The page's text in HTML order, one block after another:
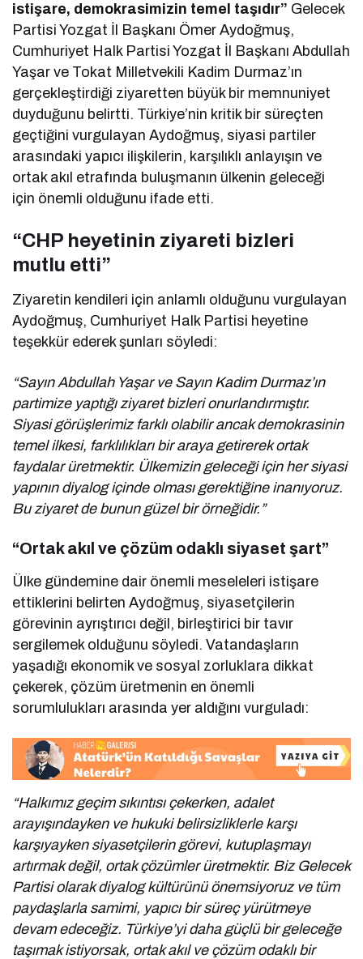
istişare, demokrasimizin temel taşıdır” Gelecek
Partisi Yozgat İl Başkanı Ömer Aydoğmuş,
Cumhuriyet Halk Partisi Yozgat İl Başkanı Abdullah
Yaşar ve Tokat Milletvekili Kadim Durmaz’ın
gerçekleştirdiği ziyaretten büyük bir memnuniyet
duyduğunu belirtti. Türkiye’nin kritik bir süreçten
geçtiğini vurgulayan Aydoğmuş, siyasi partiler
arasındaki yapıcı ilişkilerin, karşılıklı anlayışın ve
ortak akıl etrafında buluşmanın ülkenin geleceği
için önemli olduğunu ifade etti.
“CHP heyetinin ziyareti bizleri
mutlu etti”
Ziyaretin kendileri için anlamlı olduğunu vurgulayan
Aydoğmuş, Cumhuriyet Halk Partisi heyetine
teşekkür ederek şunları söyledi:
“Sayın Abdullah Yaşar ve Sayın Kadim Durmaz’ın
partimize yaptığı ziyaret bizleri onurlandırmıştır.
Siyasi görüşlerimiz farklı olabilir ancak demokrasinin
temel ilkesi, farklılıkları bir araya getirerek ortak
faydalar üretmektir. Ülkemizin geleceği için her siyasi
yapının diyalog içinde olması gerektiğine inanıyoruz.
Bu ziyaret de bunun güzel bir örneğidir.”
“Ortak akıl ve çözüm odaklı siyaset şart”
Ülke gündemine dair önemli meseleleri istişare
ettiklerini belirten Aydoğmuş, siyasetçilerin
görevinin ayrıştırıcı değil, birleştirici bir tavır
sergilemek olduğunu söyledi. Vatandaşların
yaşadığı ekonomik ve sosyal zorluklara dikkat
çekerek, çözüm üretmenin en önemli
sorumlulukları arasında yer aldığını vurguladı:
“Halkımız geçim sıkıntısı çekerken, adalet
arayışındayken ve hukuki belirsizliklerle karşı
karşıyayken siyasetçilerin görevi, kutuplaşmayı
artırmak değil, ortak çözümler üretmektir. Biz Gelecek
Partisi olarak diyalog kültürünü önemsiyoruz ve tüm
paydaşlarla samimi, yapıcı bir süreç yürütmeye
devam edeceğiz. Türkiye’yi daha güçlü bir geleceğe
taşımak istiyorsak, ortak akıl ve çözüm odaklı bir